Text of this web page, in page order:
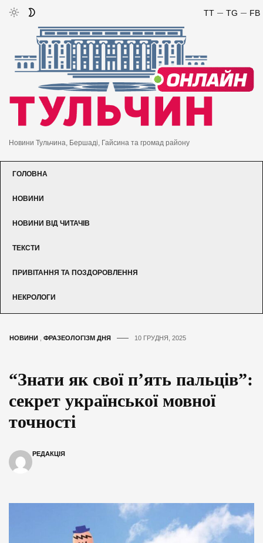
FB
TG
TT
Новини Тульчина, Бершаді, Гайсина та громад району
ГОЛОВНА
НОВИНИ
НОВИНИ ВІД ЧИТАЧІВ
ТЕКСТИ
ПРИВІТАННЯ ТА ПОЗДОРОВЛЕННЯ
НЕКРОЛОГИ
НОВИНИ ФРАЗЕОЛОГІЗМ ДНЯ 10 ГРУДНЯ, 2025
“Знати як свої п’ять пальців”:
секрет української мовної
точності
РЕДАКЦІЯ